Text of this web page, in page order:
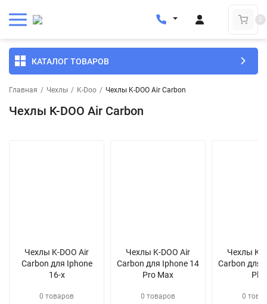
0
КАТАЛОГ ТОВАРОВ
Главная / Чехлы / K-Doo / Чехлы K-DOO Air Carbon
Чехлы K-DOO Air Carbon
Чехлы K-DOO Air
Carbon для Iphone
16-х
0 товаров
Чехлы K-DOO Air
Carbon для Iphone 14
Pro Max
0 товаров
Чехлы K-
Carbon для
Plus
0